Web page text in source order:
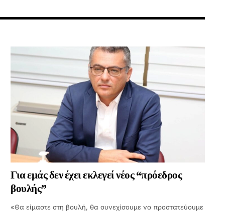
Για εμάς δεν έχει εκλεγεί νέος “πρόεδρος
βουλής”
«Θα είμαστε στη βουλή, θα συνεχίσουμε να προστατεύουμε